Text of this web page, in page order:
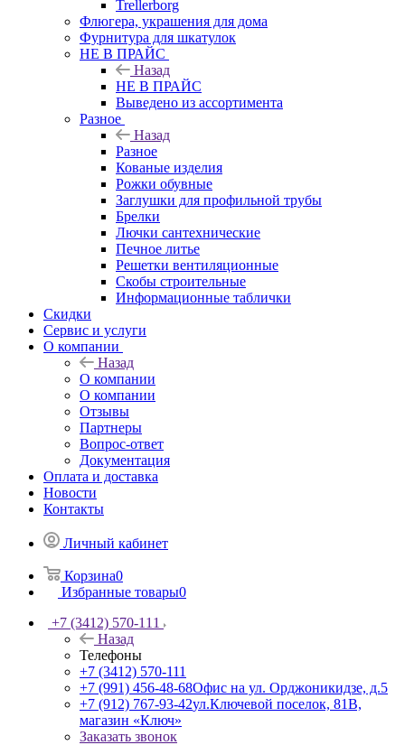
Trellerborg
Флюгера, украшения для дома
Фурнитура для шкатулок
НЕ В ПРАЙС
Назад
НЕ В ПРАЙС
Выведено из ассортимента
Разное
Назад
Разное
Кованые изделия
Рожки обувные
Заглушки для профильной трубы
Брелки
Лючки сантехнические
Печное литье
Решетки вентиляционные
Скобы строительные
Информационные таблички
Скидки
Сервис и услуги
О компании
Назад
О компании
О компании
Отзывы
Партнеры
Вопрос-ответ
Документация
Оплата и доставка
Новости
Контакты
Личный кабинет
Корзина0
Избранные товары0
+7 (3412) 570-111
Назад
Телефоны
+7 (3412) 570-111
+7 (991) 456-48-68Офис на ул. Орджоникидзе, д.5
+7 (912) 767-93-42ул.Ключевой поселок, 81В,
магазин «Ключ»
Заказать звонок